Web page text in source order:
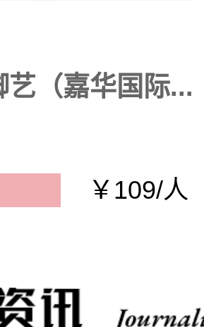
艺（嘉华国际...
￥109/人